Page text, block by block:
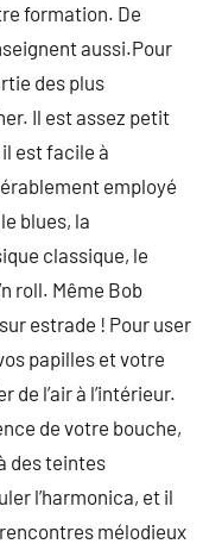
formation. De
aussi.Pour
des plus
Il est assez petit
est facile à
employé
blues, la
classique, le
roll. Même Bob
estrade ! Pour user
papilles et votre
de l’air à l’intérieur.
de votre bouche,
des teintes
l’harmonica, et il
rencontres mélodieux